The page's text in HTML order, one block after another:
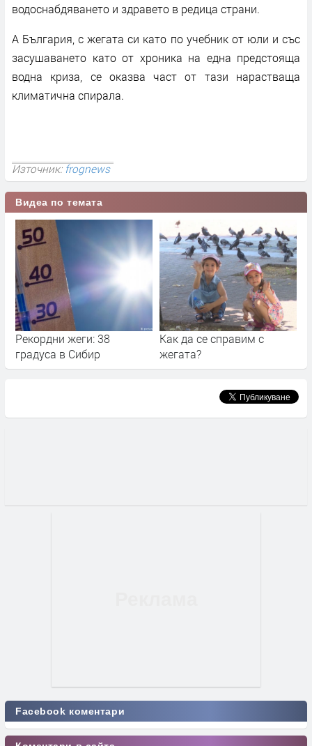
водоснабдяването и здравето в редица страни.
А България, с жегата си като по учебник от юли и със
засушаването като от хроника на една предстояща
водна криза, се оказва част от тази нарастваща
климатична спирала.
Източник:frognews
Видеа по темата
Рекордни жеги: 38
градуса в Сибир
Как да се справим с
жегата?
Facebook коментари